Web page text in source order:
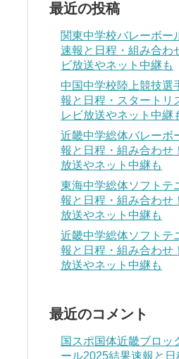
最近の投稿
関東中学校バレーボー
速報と日程・組み合わ
ビ放送やネット中継も
中国中学校陸上競技選
報と日程・スタートリ
レビ放送やネット中継
近畿中学総体バレーボ
報と日程・組み合わせ
放送やネット中継も
東海中学総体ソフトテ
報と日程・組み合わせ
放送やネット中継も
近畿中学総体ソフトテ
報と日程・組み合わせ
放送やネット中継も
最近のコメント
国スポ国体近畿ブロッ
ール2025結果速報と